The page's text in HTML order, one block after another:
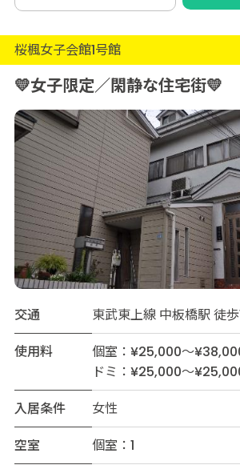
桜楓女子会館1号館
💛女子限定／閑静な住宅街💛
交通
東武東上線 中板橋駅 徒
使用料
個室：¥25,000～
ドミ：¥25,000～
入居条件
女性
空室
個室：1